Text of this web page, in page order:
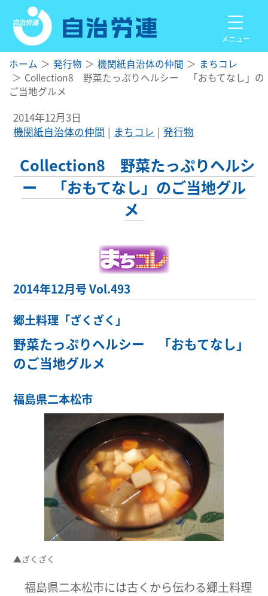
メニュー
ホーム 発行物 機関紙自治体の仲間
まちコレ
Collection8 野菜たっぷりヘルシー 「おもてなし」の
ご当地グルメ
2014年12月3日
機関紙自治体の仲間
まちコレ 発行物
Collection8 野菜たっぷりヘルシ
ー 「おもてなし」のご当地グル
メ
2014年12月号 Vol.493
郷土料理「ざくざく」
野菜たっぷりヘルシー 「おもてなし」
のご当地グルメ
福島県二本松市
▲ざくざく
福島県二本松市には古くから伝わる郷土料理